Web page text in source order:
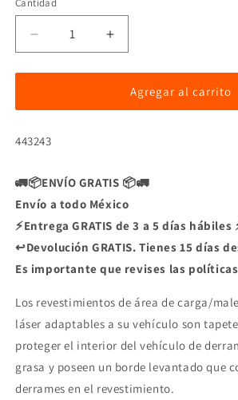
Cantidad
Reducir
cantidad
para
WeatherTech
Fila
Dodge
Aumentar
cantidad
para
Tapete
WeatherTech
Dodge
Agregar al carrito
SKU:
443243
🚛📦ENVÍO GRATIS 📦🚛
Envío a todo México
⚡Entrega GRATIS de 3 a 5 días hábiles
↩️Devolución GRATIS. Tienes 15 días
Es importante que revises las
Los revestimientos de área de carga/
láser adaptables a su vehículo son
proteger el interior del vehículo de
grasa y poseen un borde levantado que
derrames en el revestimiento.